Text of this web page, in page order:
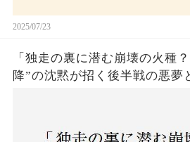
2025/07/23
「独走の裏に潜む崩壊の火種
降”の沈黙が招く後半戦の悪